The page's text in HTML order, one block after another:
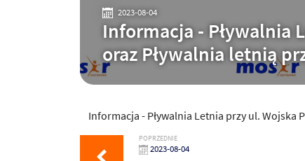
2023-08-04
Informacja - Pływalnia
oraz Pływalnia letnią
Informacja - Pływalnia Letnia przy ul. Wojska
POPRZEDNIE
2023-08-04